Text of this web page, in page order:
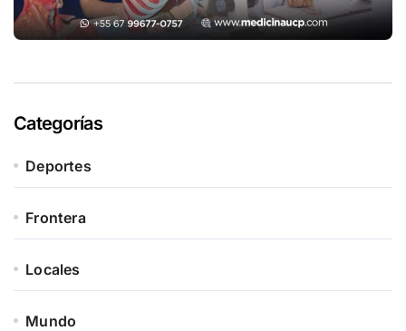
Categorías
Deportes
Frontera
Locales
Mundo